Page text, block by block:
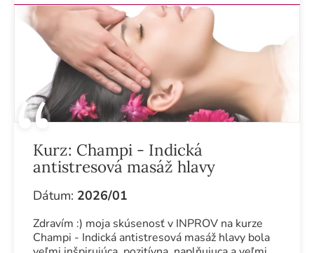
Kurz: Champi - Indická
antistresová masáž hlavy
Dátum: 2026/01
Zdravím :) moja skúsenosť v INPROV na kurze
Champi - Indická antistresová masáž hlavy bola